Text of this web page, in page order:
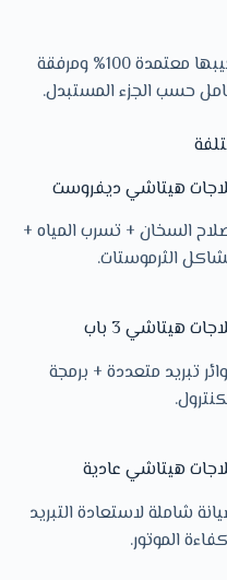
جميع القطع الأصلية التي نقوم بتركيبها معتمدة 100% ومرفقة
هيتاشي ديفروست
السخان + تسرب المياه +
الثرموستات.
هيتاشي 3 باب
تبريد متعددة + برمجة
هيتاشي عادية
شاملة لاستعادة التبريد
الموتور.